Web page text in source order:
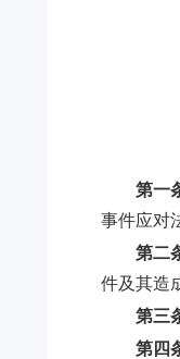
第一
事件应对
第二
件及其造
第三
第四